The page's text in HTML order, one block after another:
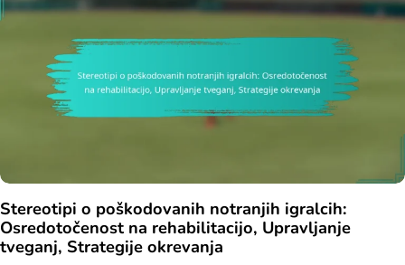
Stereotipi o poškodovanih notranjih igralcih:
Osredotočenost na rehabilitacijo, Upravljanje
tveganj, Strategije okrevanja